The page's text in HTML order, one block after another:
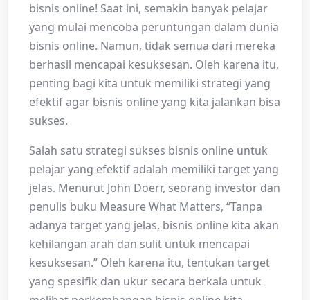
bisnis online! Saat ini, semakin banyak pelajar
yang mulai mencoba peruntungan dalam dunia
bisnis online. Namun, tidak semua dari mereka
berhasil mencapai kesuksesan. Oleh karena itu,
penting bagi kita untuk memiliki strategi yang
efektif agar bisnis online yang kita jalankan bisa
sukses.
Salah satu strategi sukses bisnis online untuk
pelajar yang efektif adalah memiliki target yang
jelas. Menurut John Doerr, seorang investor dan
penulis buku Measure What Matters, “Tanpa
adanya target yang jelas, bisnis online kita akan
kehilangan arah dan sulit untuk mencapai
kesuksesan.” Oleh karena itu, tentukan target
yang spesifik dan ukur secara berkala untuk